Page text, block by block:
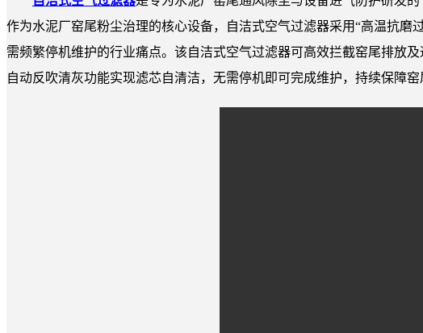
作为水泥厂窑尾粉尘治理的核心设备，自洁式空气过滤器采用“高温抗
需频繁停机维护的行业痛点。该自洁式空气过滤器可高效拦截窑尾排放
自动反吹清灰功能实现滤芯自清洁，无需停机即可完成维护，持续保障